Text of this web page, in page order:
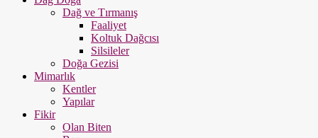
Dağ ve Tırmanış
Faaliyet
Koltuk Dağcısı
Silsileler
Doğa Gezisi
Mimarlık
Kentler
Yapılar
Fikir
Olan Biten